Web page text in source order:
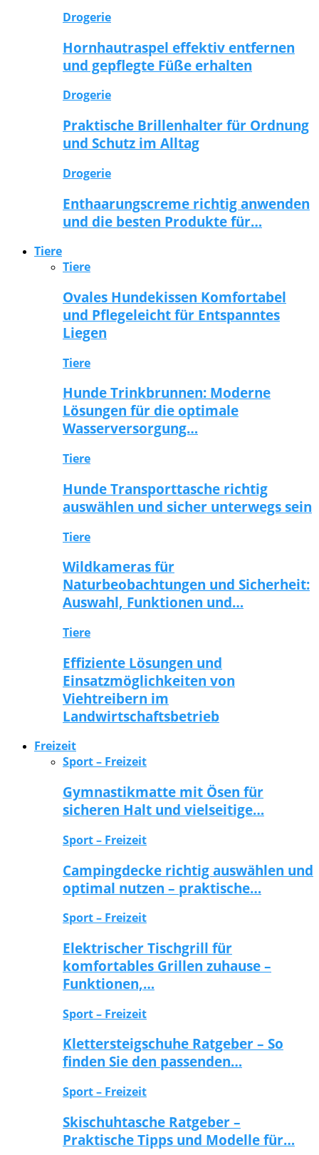
Drogerie
Hornhautraspel effektiv entfernen
und gepflegte Füße erhalten
Drogerie
Praktische Brillenhalter für Ordnung
und Schutz im Alltag
Drogerie
Enthaarungscreme richtig anwenden
und die besten Produkte für…
Tiere
Tiere
Ovales Hundekissen Komfortabel
und Pflegeleicht für Entspanntes
Liegen
Tiere
Hunde Trinkbrunnen: Moderne
Lösungen für die optimale
Wasserversorgung…
Tiere
Hunde Transporttasche richtig
auswählen und sicher unterwegs sein
Tiere
Wildkameras für
Naturbeobachtungen und Sicherheit:
Auswahl, Funktionen und…
Tiere
Effiziente Lösungen und
Einsatzmöglichkeiten von
Viehtreibern im
Landwirtschaftsbetrieb
Freizeit
Sport – Freizeit
Gymnastikmatte mit Ösen für
sicheren Halt und vielseitige…
Sport – Freizeit
Campingdecke richtig auswählen und
optimal nutzen – praktische…
Sport – Freizeit
Elektrischer Tischgrill für
komfortables Grillen zuhause –
Funktionen,…
Sport – Freizeit
Klettersteigschuhe Ratgeber – So
finden Sie den passenden…
Sport – Freizeit
Skischuhtasche Ratgeber –
Praktische Tipps und Modelle für…